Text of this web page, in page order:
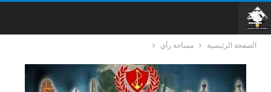
الصفحة الرئيسية مساحة رأي